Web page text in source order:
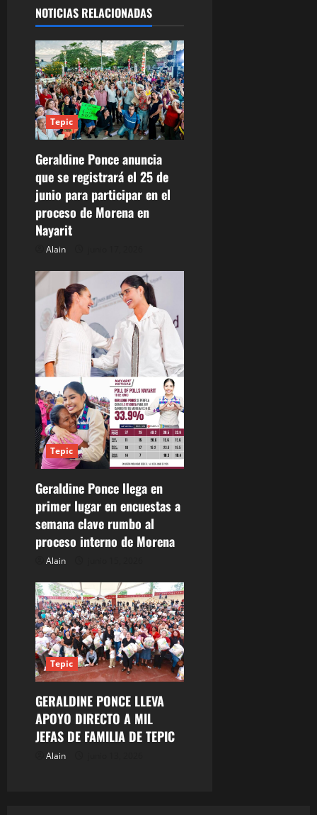
g
a
c
i
ó
n
d
e
n
t
r
a
d
a
s
NOTICIAS RELACIONADAS
Tepic
Geraldine Ponce anuncia
que se registrará el 25 de
junio para participar en el
proceso de Morena en
Nayarit
Alain
Tepic
Geraldine Ponce llega en
primer lugar en encuestas a
semana clave rumbo al
proceso interno de Morena
Alain
Tepic
GERALDINE PONCE LLEVA
APOYO DIRECTO A MIL
JEFAS DE FAMILIA DE TEPIC
Alain